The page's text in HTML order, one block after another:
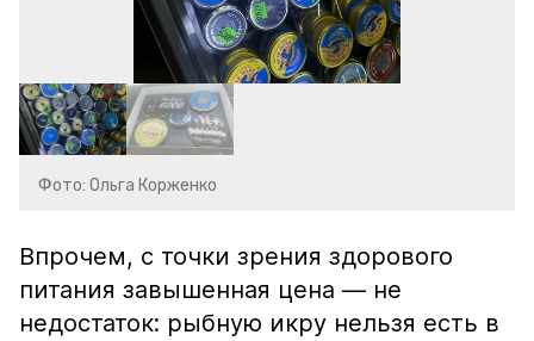
Фото: Ольга Корженко
Впрочем, с точки зрения здорового
питания завышенная цена — не
недостаток: рыбную икру нельзя есть в